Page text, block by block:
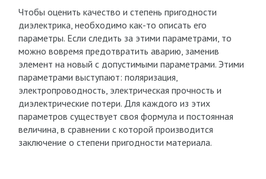
Чтобы оценить качество и степень пригодности
диэлектрика, необходимо как-то описать его
параметры. Если следить за этими параметрами, то
можно вовремя предотвратить аварию, заменив
элемент на новый с допустимыми параметрами. Этими
параметрами выступают: поляризация,
электропроводность, электрическая прочность и
диэлектрические потери. Для каждого из этих
параметров существует своя формула и постоянная
величина, в сравнении с которой производится
заключение о степени пригодности материала.